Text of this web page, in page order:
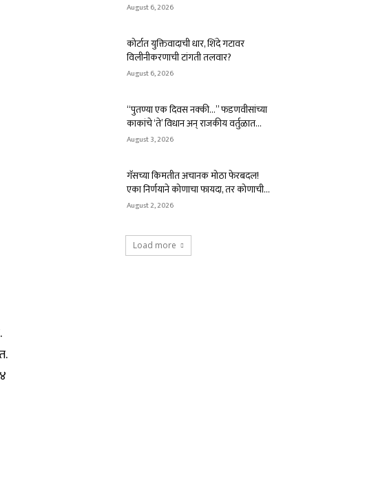
August 6, 2026
कोर्टात युक्तिवादाची धार, शिंदे गटावर
विलीनीकरणाची टांगती तलवार?
August 6, 2026
“पुतण्या एक दिवस नक्की…” फडणवीसांच्या
काकांचे ‘ते’ विधान अन् राजकीय वर्तुळात...
August 3, 2026
गॅसच्या किमतीत अचानक मोठा फेरबदल!
एका निर्णयाने कोणाचा फायदा, तर कोणाची...
August 2, 2026
Load more